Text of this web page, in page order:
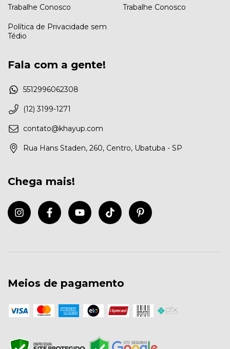
Trabalhe Conosco
Política de Privacidade sem
Tédio
Trabalhe Conosco
Fala com a gente!
5512996062308
(12) 3199-1271
contato@khayup.com
Rua Hans Staden, 260, Centro, Ubatuba - SP
Chega mais!
Meios de pagamento